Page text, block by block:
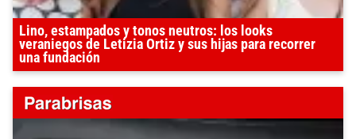
Lino, estampados y tonos neutros: los looks
veraniegos de Letizia Ortiz y sus hijas para recorrer
una fundación